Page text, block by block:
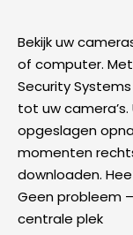
Bekijk uw
of computer.
Security
tot uw camera’s.
opgeslagen
momenten
downloaden.
Geen probleem
centrale plek